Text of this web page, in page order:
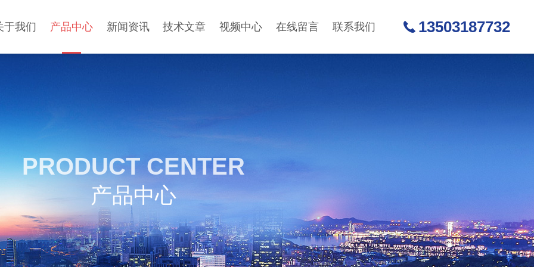
于我们 产品中心 新闻资讯 技术文章 视频中心 在线留言 联系我们 13503187732
PRODUCT CENTER
产品中心